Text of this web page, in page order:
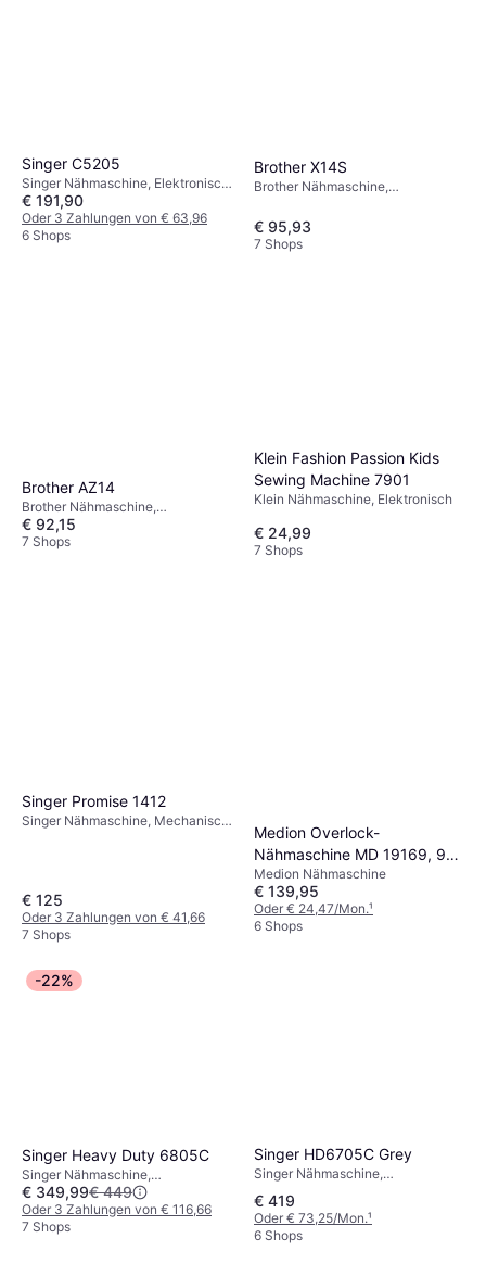
Singer C5205
Singer Nähmaschine, Elektronisch,
80 Stiche
€ 191,90
Oder 3 Zahlungen von € 63,96
6 Shops
Brother X14S
Brother Nähmaschine,
Ziernaht
€ 95,93
7 Shops
Brother AZ14
Brother Nähmaschine,
Mechanisch, 14 Stiche
€ 92,15
7 Shops
Klein Fashion Passion Kids
Sewing Machine 7901
Klein Nähmaschine, Elektronisch
€ 24,99
7 Shops
Singer Promise 1412
Singer Nähmaschine, Mechanisch,
€ 125
Oder 3 Zahlungen von € 41,66
7 Shops
Medion Overlock-
Nähmaschine MD 19169, 90
W Leistung, LED Licht, nähen
mit 4 Fäden gleichzeitig,
umfangreiches Zubehör weiß
Medion Nähmaschine
€ 139,95
Oder € 24,47/Mon.¹
6 Shops
-22%
Singer Heavy Duty 6805C
Singer Nähmaschine,
Computergesteuert, 568 Stiche:
Ziernaht
€ 349,99€ 449
Oder 3 Zahlungen von € 116,66
7 Shops
Singer HD6705C Grey
Singer Nähmaschine,
Computergesteuert, 411 Stiche:
Nutznaht, Elastische Naht,
Ziernaht
€ 419
Oder € 73,25/Mon.¹
6 Shops